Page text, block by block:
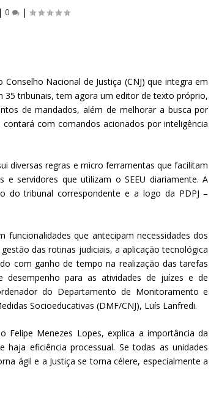
|0 |
Nacional de Justiça (CNJ) que integra em
35 tribunais, tem agora um editor de texto próprio,
de mandados, além de melhorar a busca por
com comandos acionados por inteligência
diversas regras e micro ferramentas que facilitam
servidores que utilizam o SEEU diariamente. A
do tribunal correspondente e a logo da PDPJ –
funcionalidades que antecipam necessidades dos
das rotinas judiciais, a aplicação tecnológica
com ganho de tempo na realização das tarefas
desempenho para as atividades de juízes e de
do Departamento de Monitoramento e
Socioeducativas (DMF/CNJ), Luís Lanfredi.
Felipe Menezes Lopes, explica a importância da
eficiência processual. Se todas as unidades
ágil e a Justiça se torna célere, especialmente a